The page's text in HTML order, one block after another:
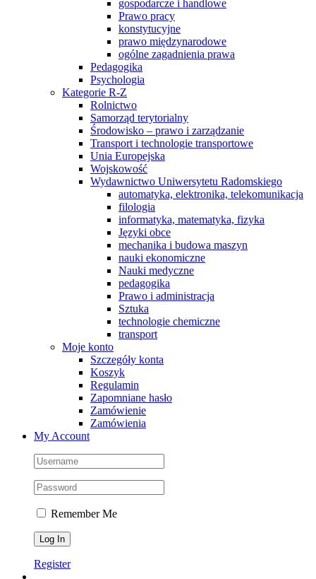
gospodarcze i handlowe
Prawo pracy
konstytucyjne
prawo międzynarodowe
ogólne zagadnienia prawa
Pedagogika
Psychologia
Kategorie R-Z
Rolnictwo
Samorząd terytorialny
Środowisko – prawo i zarządzanie
Transport i technologie transportowe
Unia Europejska
Wojskowość
Wydawnictwo Uniwersytetu Radomskiego
automatyka, elektronika, telekomunikacja
filologia
informatyka, matematyka, fizyka
Języki obce
mechanika i budowa maszyn
nauki ekonomiczne
Nauki medyczne
pedagogika
Prawo i administracja
Sztuka
technologie chemiczne
transport
Moje konto
Szczegóły konta
Koszyk
Regulamin
Zapomniane hasło
Zamówienie
Zamówienia
My Account
Remember Me
Register